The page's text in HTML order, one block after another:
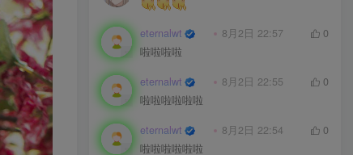
eternalwt 8月2日 22:57
0
啦啦啦啦
eternalwt 8月2日 22:55
0
啦啦啦啦啦啦
eternalwt 8月2日 22:54
0
啦啦啦啦啦啦